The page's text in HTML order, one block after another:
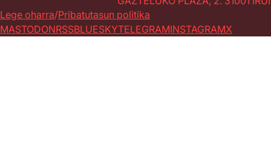
Lege oharra Pribatutasun politika
MASTODONRSSBLUESKYTELEGRAMINSTAGRAMX